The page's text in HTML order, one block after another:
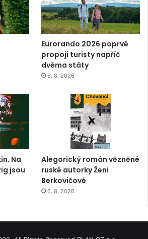
Eurorando 2026 poprvé
propojí turisty napříč
dvěma státy
6. 8. 2026
Na
jsou
Alegorický román vězněné
ruské autorky Ženi
Berkovičové
6. 8. 2026